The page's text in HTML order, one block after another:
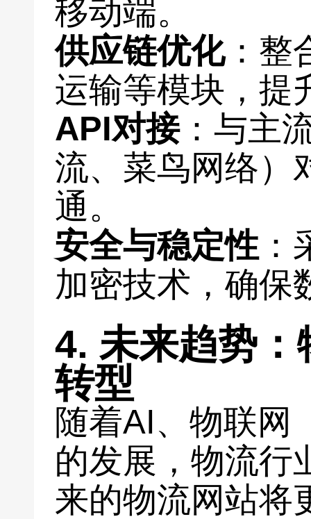
移动端。
供应链优化：整
运输等模块，提
API对接：与主
流、菜鸟网络）
通。
安全与稳定性
加密技术，确保
4. 未来趋势
转型
随着AI、物联网
的发展，物流行
来的物流网站将